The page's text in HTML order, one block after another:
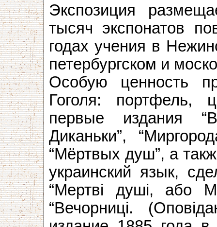
Экспозиция
тысяч экспонатов
годах учения в
петербургском и
Особую ценность
Гоголя: портфель,
первые издания
Диканьки”,
“Мёртвых душ”, а
украинский язык,
“Мертвi душi, або
“Вечорницi.